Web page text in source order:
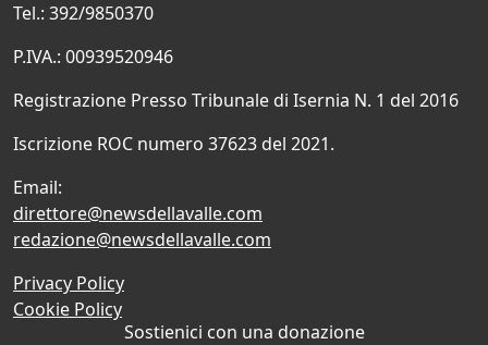
Tel.: 392/9850370
P.IVA.: 00939520946
Registrazione Presso Tribunale di Isernia N. 1 del 2016
Iscrizione ROC numero 37623 del 2021.
Email:
direttore@newsdellavalle.com
redazione@newsdellavalle.com
Privacy Policy
Cookie Policy
Sostienici con una donazione